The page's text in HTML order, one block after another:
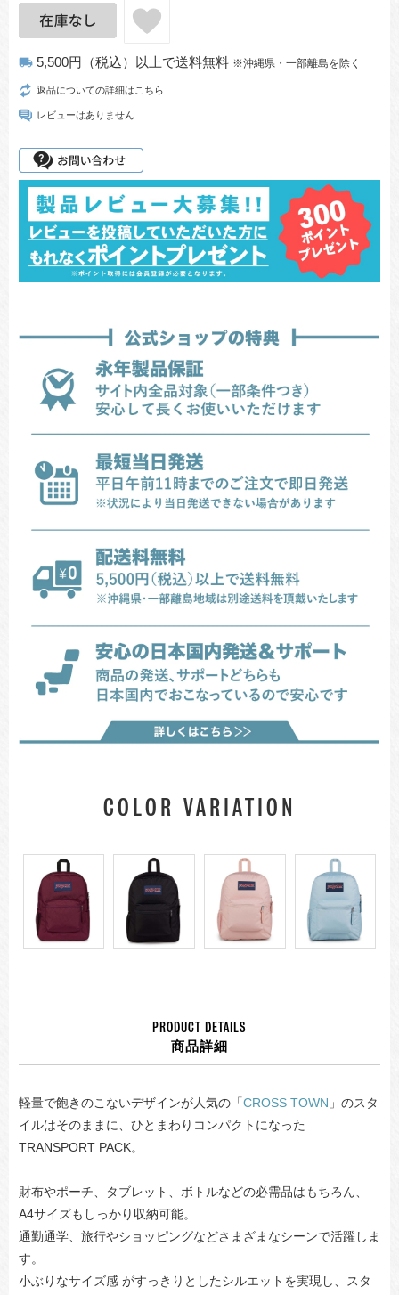
local_shipping 5,500円（税込）以上で送料無料 ※沖縄県・一部離島を除く
返品についての詳細はこちら
レビューはありません
COLOR VARIATION
PRODUCT DETAILS
商品詳細
軽量で飽きのこないデザインが人気の「CROSS TOWN 」のスタ
イルはそのままに、ひとまわりコンパクトになった
TRANSPORT PACK。
財布やポーチ、タブレット、ボトルなどの必需品はもちろん、
A4サイズもしっかり収納可能。
通勤通学、旅行やショッピングなどさまざまなシーンで活躍しま
す。
小ぶりなサイズ感 がすっきりとしたシルエットを実現し、スタ